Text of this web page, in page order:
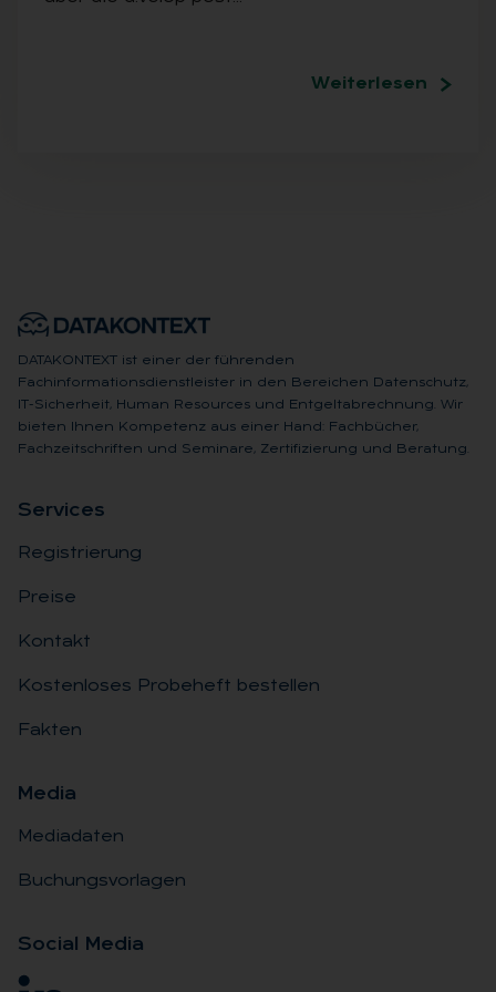
Weiterlesen
DATAKONTEXT ist einer der führenden
Fachinformationsdienstleister in den Bereichen Datenschutz,
IT-Sicherheit, Human Resources und Entgeltabrechnung. Wir
bieten Ihnen Kompetenz aus einer Hand: Fachbücher,
Fachzeitschriften und Seminare, Zertifizierung und Beratung.
Ser­vices
Registrierung
Preise
Kontakt
Kostenloses Probeheft bestellen
Fakten
Me­dia
Mediadaten
Buchungsvorlagen
So­ci­al Me­dia